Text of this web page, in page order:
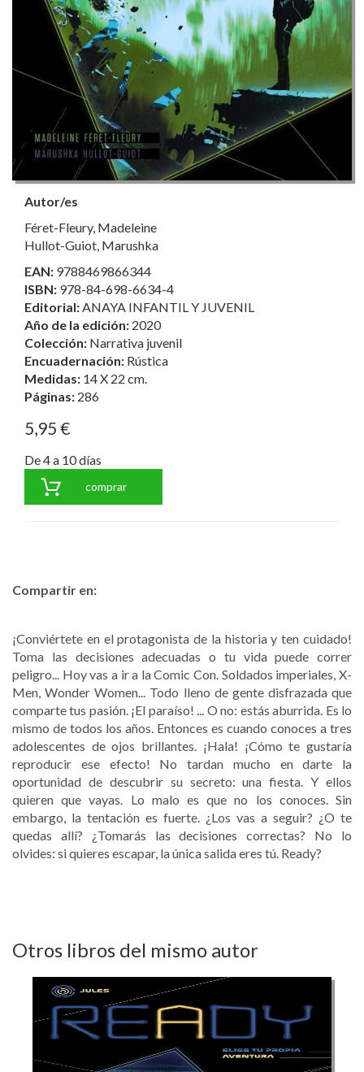
Autor/es
Féret-Fleury, Madeleine
Hullot-Guiot, Marushka
EAN: 9788469866344
ISBN: 978-84-698-6634-4
Editorial:ANAYA INFANTIL Y JUVENIL
Año de la edición: 2020
Colección: Narrativa juvenil
Encuadernación: Rústica
Medidas: 14 X 22 cm.
Páginas: 286
5,95 €
De 4 a 10 días
comprar
Compartir en:
¡Conviértete en el protagonista de la historia y ten cuidado!
Toma las decisiones adecuadas o tu vida puede correr
peligro... Hoy vas a ir a la Comic Con. Soldados imperiales, X-
Men, Wonder Women... Todo lleno de gente disfrazada que
comparte tus pasión. ¡El paraíso! ... O no: estás aburrida. Es lo
mismo de todos los años. Entonces es cuando conoces a tres
adolescentes de ojos brillantes. ¡Hala! ¡Cómo te gustaría
reproducir ese efecto! No tardan mucho en darte la
oportunidad de descubrir su secreto: una fiesta. Y ellos
quieren que vayas. Lo malo es que no los conoces. Sin
embargo, la tentación es fuerte. ¿Los vas a seguir? ¿O te
quedas allí? ¿Tomarás las decisiones correctas? No lo
olvides: si quieres escapar, la única salida eres tú. Ready?
Otros libros del mismo autor